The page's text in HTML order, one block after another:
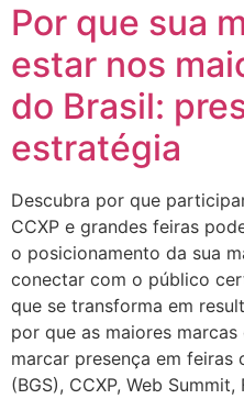
Por que sua
estar nos
do Brasil:
estratégia
Descubra por que
CCXP e grandes feiras
o posicionamento da sua
conectar com o público
que se transforma em
por que as maiores
marcar presença em feiras
(BGS), CCXP, Web